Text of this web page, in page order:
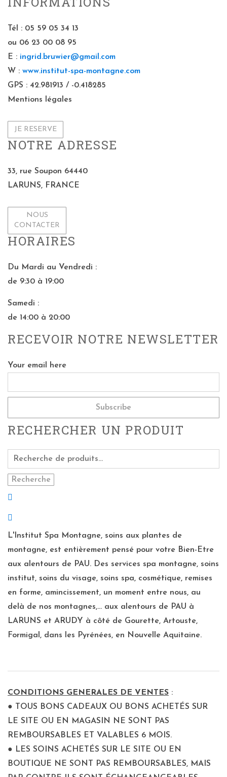
Tél : 05 59 05 34 13
ou 06 23 00 08 95
E : ingrid.bruwier@gmail.com
W : www.institut-spa-montagne.com
GPS : 42.981913 / -0.418285
Mentions légales
JE RESERVE
NOTRE ADRESSE
33, rue Soupon 64440
LARUNS, FRANCE
NOUS
CONTACTER
HORAIRES
Du Mardi au Vendredi :
de 9:30 à 19:00
Samedi :
de 14:00 à 20:00
RECEVOIR NOTRE NEWSLETTER
Your email here
RECHERCHER UN PRODUIT
Recherche
L'Institut Spa Montagne, soins aux plantes de
montagne, est entièrement pensé pour votre Bien-Etre
aux alentours de PAU. Des services spa montagne, soins
institut, soins du visage, soins spa, cosmétique, remises
en forme, amincissement, un moment entre nous, au
delà de nos montagnes,... aux alentours de PAU à
LARUNS et ARUDY à côté de Gourette, Artouste,
Formigal, dans les Pyrénées, en Nouvelle Aquitaine.
CONDITIONS GENERALES DE VENTES :
● TOUS BONS CADEAUX OU BONS ACHETÉS SUR
LE SITE OU EN MAGASIN NE SONT PAS
REMBOURSABLES ET VALABLES 6 MOIS.
● LES SOINS ACHETÉS SUR LE SITE OU EN
BOUTIQUE NE SONT PAS REMBOURSABLES, MAIS